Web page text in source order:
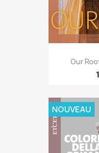
Our
NOUVEAU